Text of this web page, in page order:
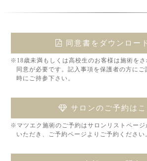
同意書をダウンロー
※18歳未満もしくは高校生のお客様は施術を
同意が必要です。記入事項を保護者の方に
時にご持参下さい。
サロンのご予約はこ
※マツエク施術のご予約はサロンリストページ
いただき、ご予約ページよりご予約ください